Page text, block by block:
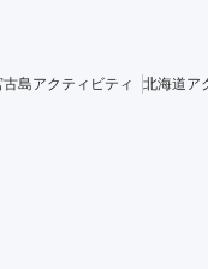
古島アクティビティ 北海道ア